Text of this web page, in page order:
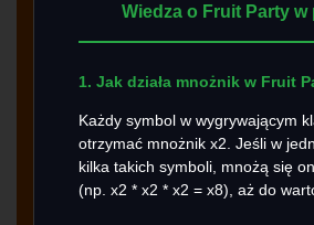
Wiedza o Fruit Party w
1. Jak działa mnożnik w Fruit
Każdy symbol w wygrywającym
otrzymać mnożnik x2. Jeśli w
kilka takich symboli, mnożą się
(np. x2 * x2 * x2 = x8), aż do